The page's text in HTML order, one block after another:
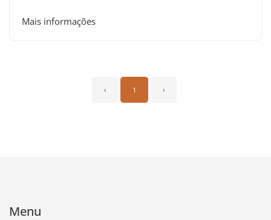
Mais informações
‹ 1 ›
Menu